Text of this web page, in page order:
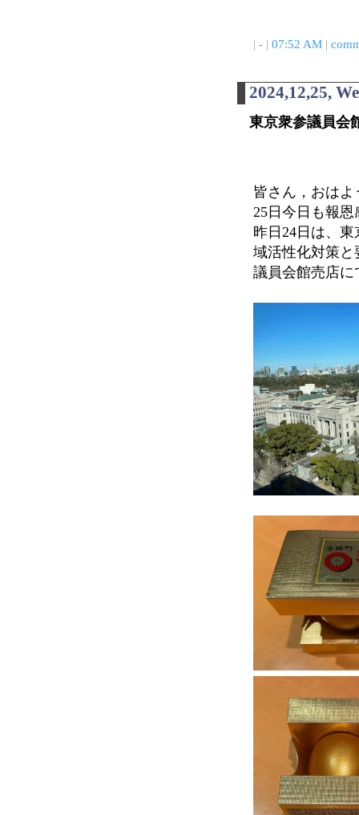
| - | 07:52 AM|
2024,12,25,
東京衆参議員会
皆さん，おは
25日今日も報
昨日24日は、
域活性化対策
議員会館売店に